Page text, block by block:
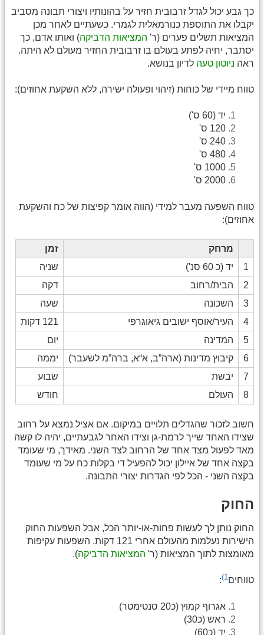
כך גבע יכול לגדל זרבובית חזיר על בהונותיו ויצורי תבונה מסביב
יקבלו את התוספת כנורמאלית לגמרי. כשעתיים לאחר מכן
המציאות תשלים פערים (ר' המציאות הדביקה) ואותו אדם, כך
יסתבר, יחיה לפתע בעולם בו זרבובית החזיר מעולם לא היתה.
ראה ניוטון טעה לדיון בנושא.
טווח מיידי של כוחות (זיהוי ופעולה ישירה, ללא השקעת אחוזים):
יד (60 ס')
120 ס'
240 ס'
480 ס'
1000 ס'
2000 ס'
טווח השפעה מעבר למידי (הווה אומר קפיצות של כח והשקעת
אחוזים):
מרחק
זמן
1
יד (כ 60 סנ')
שניה
2
הבית/רחוב
דקה
3
השכונה
שעה
4
העיר/אוסף ישובים גיאוגרפי
121 דקות
5
המדינה
יום
6
קיבוץ מדינות (ארה”ב, א“א, ברה”מ לשעבר)
יממה
7
יבשת
שבוע
8
העולם חודש
חשוב לזכור שהגדלים תלויים במיקום. אם אציל נמצא על רחוב
שצידו האחד שייך לרמת-גן וצידו האחר לגבעתיים, יהיה לו קשה
מאד לפעול מצד אחד של הרחוב לצד השני. מאידך, מי שעומד
בקצה אחד של איילון יכול להפעיל די בקלות כח על מי שעומד
בקצה השני - הכל לפי הגדרות יצורי התבונה.
החוק
החוק נותן לך לעשות פחות-או-יותר הכל, אבל השפעות החוק
הישירות נעלמות מהעולם אחרי 121 דקות. השפעות עקיפות
מאומצות לתוך המציאות (ר' המציאות הדביקה).
טווחים1)
:
אגרוף קמוץ (כ20 סנטימטר)
ראש (כ30)
יד (כ60)